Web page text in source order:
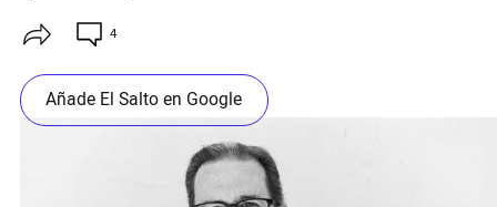
4
Añade El Salto en Google